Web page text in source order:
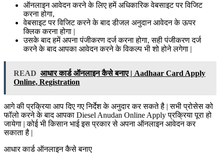
ऑनलाइन आवेदन करने के लिए हमें अधिकारिक वेबसाइट पर विजिट
करना होगा,
वेबसाइट पर विजिट करने के बाद डीजल अनुदान आवेदन के ऊपर
क्लिक करना होगा |
उसके बाद हमें अपना पंजीकरण दर्ज करना होगा, सही पंजीकरण दर्ज
करने के बाद आपका आवेदन करने के विकल्प भी शो होने लगेगा |
READ आधार कार्ड ऑनलाइन कैसे बनाए | Aadhaar Card Apply
Online, Registration
आगे की प्रक्रिया आप दिए गए निर्देश के अनुदार कर सकते है | सभी प्रोसेस को
फॉलो करने के बाद आपका Diesel Anudan Online Apply प्रक्रिया पूरा हो
जायेगा | कोई भी किसान भाई इस प्रकार से अपना ऑनलाइन आवेदन कर
सकाता है |
आधार कार्ड ऑनलाइन कैसे बनाए